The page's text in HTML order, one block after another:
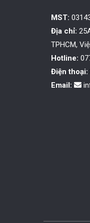
MST:
Địa chỉ:
TPHCM,
Hotline:
Điện thoại:
Email: